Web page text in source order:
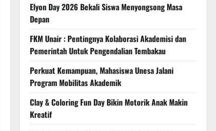
Elyon Day 2026 Bekali Siswa Menyongsong Masa
Depan
FKM Unair : Pentingnya Kolaborasi Akademisi dan
Pemerintah Untuk Pengendalian Tembakau
Perkuat Kemampuan, Mahasiswa Unesa Jalani
Program Mobilitas Akademik
Clay & Coloring Fun Day Bikin Motorik Anak Makin
Kreatif